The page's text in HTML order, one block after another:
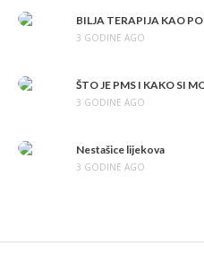
BILJA TERAPIJA KAO
3 GODINE AGO
ŠTO JE PMS I KAKO SI
3 GODINE AGO
Nestašice lijekova
3 GODINE AGO